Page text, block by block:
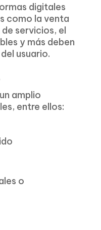
digitales
como la venta
servicios, el
y más deben
usuario.
amplio
entre ellos:
o